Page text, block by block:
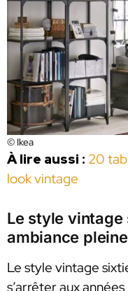
© Ikea
À lire aussi : 20
look vintage
Le style
ambiance
Le style vintage
s’arrêter aux